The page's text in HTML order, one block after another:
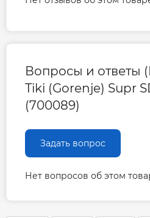
Вопросы и ответы
Tiki (Gorenje) Supr
(700089)
Задать вопрос
Нет вопросов об этом